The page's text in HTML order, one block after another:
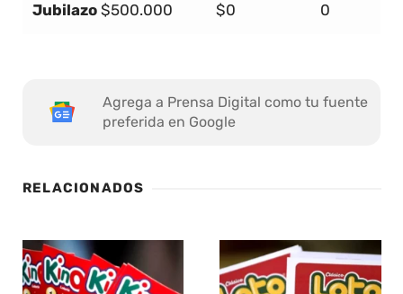
Jubilazo $500.000 $0 0
Agrega a Prensa Digital como tu fuente
preferida en Google
RELACIONADOS